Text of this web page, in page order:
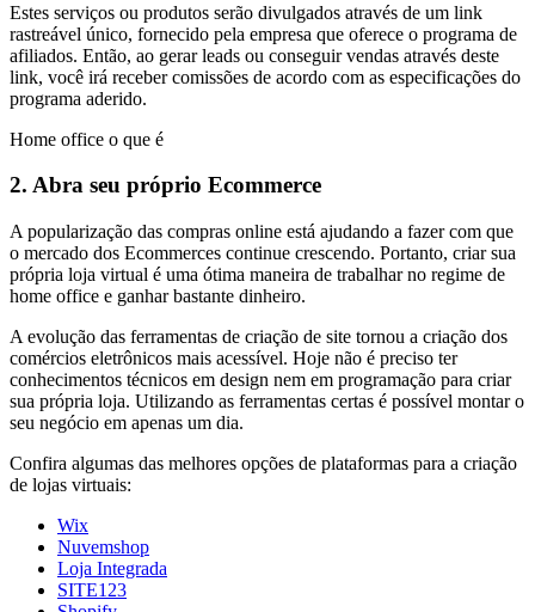
Estes serviços ou produtos serão divulgados através de um link
rastreável único, fornecido pela empresa que oferece o programa de
afiliados. Então, ao gerar leads ou conseguir vendas através deste
link, você irá receber comissões de acordo com as especificações do
programa aderido.
Home office o que é
2. Abra seu próprio Ecommerce
A popularização das compras online está ajudando a fazer com que
o mercado dos Ecommerces continue crescendo. Portanto, criar sua
própria loja virtual é uma ótima maneira de trabalhar no regime de
home office e ganhar bastante dinheiro.
A evolução das ferramentas de criação de site tornou a criação dos
comércios eletrônicos mais acessível. Hoje não é preciso ter
conhecimentos técnicos em design nem em programação para criar
sua própria loja. Utilizando as ferramentas certas é possível montar o
seu negócio em apenas um dia.
Confira algumas das melhores opções de plataformas para a criação
de lojas virtuais:
Wix
Nuvemshop
Loja Integrada
SITE123